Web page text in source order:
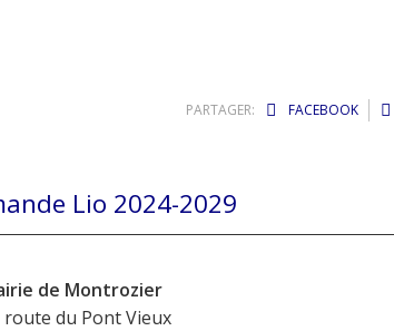
PARTAGER: FACEBOOK
Lio 2024-2029
de Montrozier
route du Pont Vieux